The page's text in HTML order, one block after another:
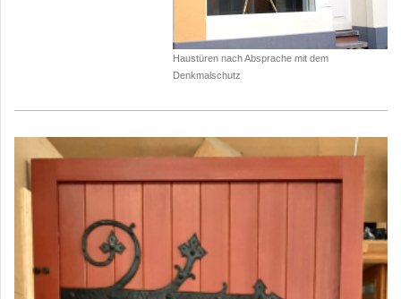
Haustüren nach Absprache mit dem
Denkmalschutz